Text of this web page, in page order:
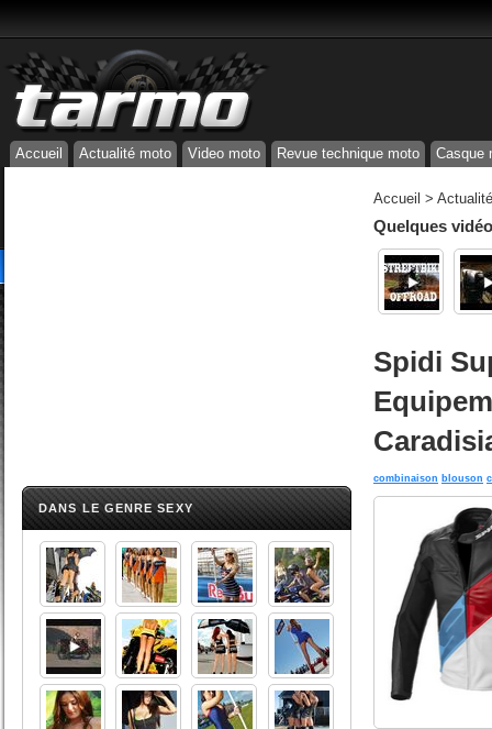
Accueil Actualité moto Video moto Revue technique moto Casque
DANS LE GENRE SEXY
Accueil >
Quelques
Spidi
combinaison blouson